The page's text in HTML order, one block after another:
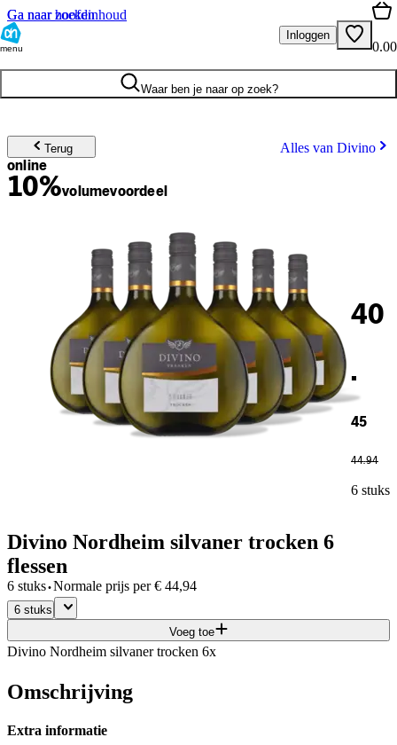
Ga naar hoofdinhoud
Ga naar zoeken
menu
Inloggen
0.00
Waar ben je naar op zoek?
Terug Alles van Divino
online
10%volumevoordeel
40
.
45
44.94
6 stuks
Divino Nordheim silvaner trocken 6
flessen
6 stuks·Normale prijs per € 44,94
6 stuks
Voeg toe
Divino Nordheim silvaner trocken 6x
Omschrijving
Extra informatie